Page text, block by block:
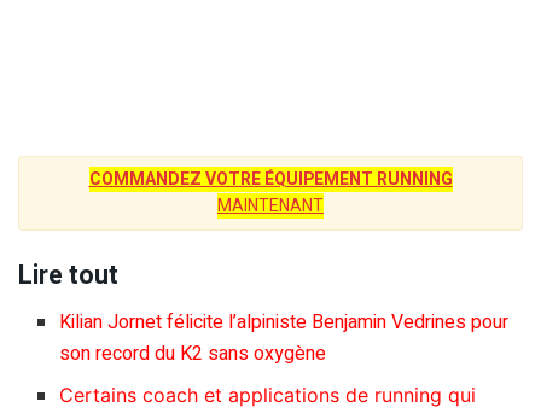
COMMANDEZ VOTRE ÉQUIPEMENT RUNNING
MAINTENANT
Lire tout
Kilian Jornet félicite l’alpiniste Benjamin Vedrines pour
son record du K2 sans oxygène
Certains coach et applications de running qui